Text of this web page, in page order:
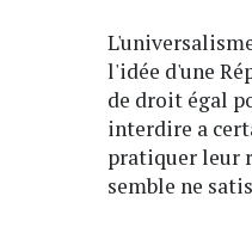
l'idée d'une
de droit égal
interdire a
pratiquer leur
semble ne